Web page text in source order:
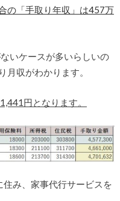
の「手取り年収」は457万
いケースが多いらしいの
収がわかります。
円となります。
み、家事代行サービスを